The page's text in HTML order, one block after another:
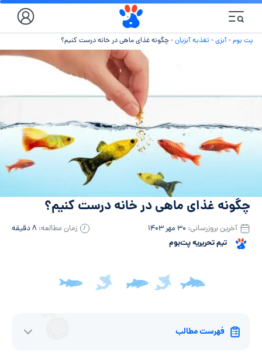
پت بوم-آبزی- تغذیه آبزیان-چگونه غذای ماهی در خانه درست کنیم؟
چگونه غذای ماهی در خانه درست کنیم؟
تیم تحریریه پت‌بوم
آخرین بروزرسانی: ۳۰ مهر ۱۴۰۳ زمان مطالعه: ۸ دقیقه
فهرست مطالب